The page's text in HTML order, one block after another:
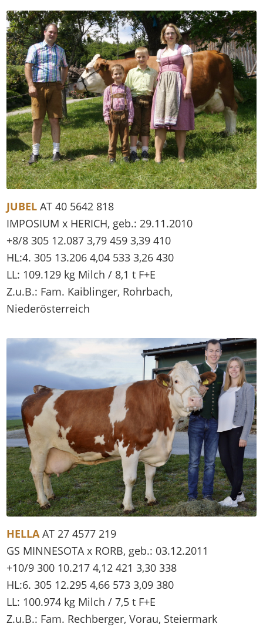
JUBEL AT 40 5642 818
IMPOSIUM x HERICH, geb.: 29.11.2010
+8/8 305 12.087 3,79 459 3,39 410
HL:4. 305 13.206 4,04 533 3,26 430
LL: 109.129 kg Milch / 8,1 t F+E
Z.u.B.: Fam. Kaiblinger, Rohrbach,
Niederösterreich
HELLAAT 27 4577 219
GS MINNESOTA x RORB, geb.: 03.12.2011
+10/9 300 10.217 4,12 421 3,30 338
HL:6. 305 12.295 4,66 573 3,09 380
LL: 100.974 kg Milch / 7,5 t F+E
Z.u.B.: Fam. Rechberger, Vorau, Steiermark